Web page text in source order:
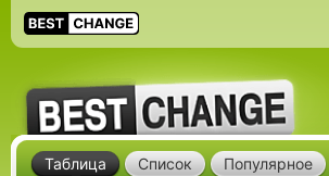
Таблица Список Популярное